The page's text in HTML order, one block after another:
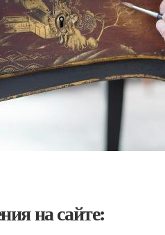
на сайте: